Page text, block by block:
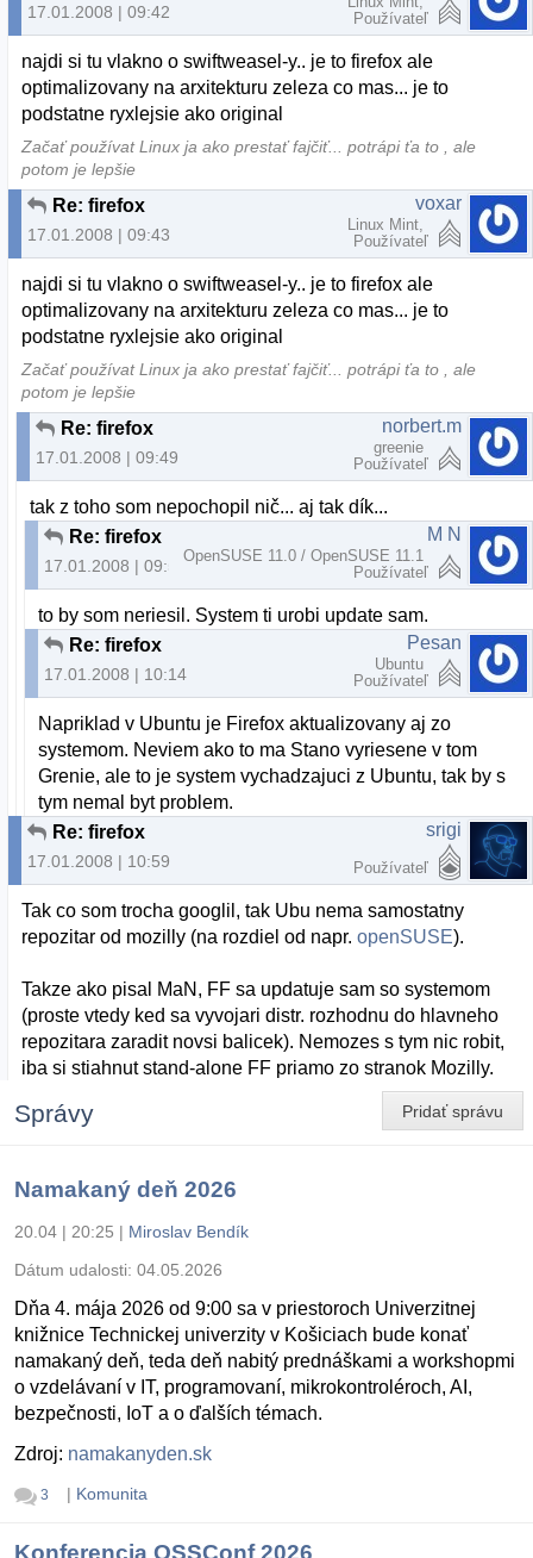
17.01.2008 | 09:42
Používateľ
najdi si tu vlakno o swiftweasel-y.. je to firefox ale
optimalizovany na arxitekturu zeleza co mas... je to
podstatne ryxlejsie ako original
Začať používat Linux ja ako prestať fajčiť... potrápi ťa to , ale
potom je lepšie
Re: firefox
17.01.2008 | 09:43
voxar
Linux Mint,
Používateľ
najdi si tu vlakno o swiftweasel-y.. je to firefox ale
optimalizovany na arxitekturu zeleza co mas... je to
podstatne ryxlejsie ako original
Začať používat Linux ja ako prestať fajčiť... potrápi ťa to , ale
potom je lepšie
Re: firefox
17.01.2008 | 09:49
norbert.m
greenie
Používateľ
tak z toho som nepochopil nič... aj tak dík...
Re: firefox
17.01.2008 | 09:57
M N
OpenSUSE 11.0 / OpenSUSE 11.1
Používateľ
to by som neriesil. System ti urobi update sam.
Re: firefox
17.01.2008 | 10:14
Pesan
Ubuntu
Používateľ
Napriklad v Ubuntu je Firefox aktualizovany aj zo
systemom. Neviem ako to ma Stano vyriesene v tom
Grenie, ale to je system vychadzajuci z Ubuntu, tak by s
tym nemal byt problem.
Re: firefox
17.01.2008 | 10:59
srigi
Používateľ
Tak co som trocha googlil, tak Ubu nema samostatny
repozitar od mozilly (na rozdiel od napr.openSUSE).
Takze ako pisal MaN, FF sa updatuje sam so systemom
(proste vtedy ked sa vyvojari distr. rozhodnu do hlavneho
repozitara zaradit novsi balicek). Nemozes s tym nic robit,
iba si stiahnut stand-alone FF priamo zo stranok Mozilly.
Pridať správu
Správy
Namakaný deň 2026
20.04 | 20:25 | Miroslav Bendík
Dátum udalosti: 04.05.2026
Dňa 4. mája 2026 od 9:00 sa v priestoroch Univerzitnej
knižnice Technickej univerzity v Košiciach bude konať
namakaný deň, teda deň nabitý prednáškami a workshopmi
o vzdelávaní v IT, programovaní, mikrokontroléroch, AI,
bezpečnosti, IoT a o ďalších témach.
Zdroj: namakanyden.sk
3 | Komunita
Konferencia OSSConf 2026